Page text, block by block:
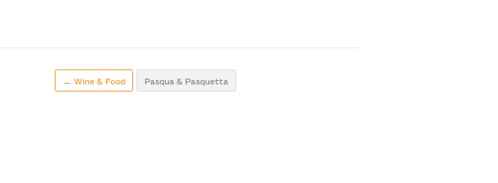
← Wine & Food Pasqua & Pasquetta